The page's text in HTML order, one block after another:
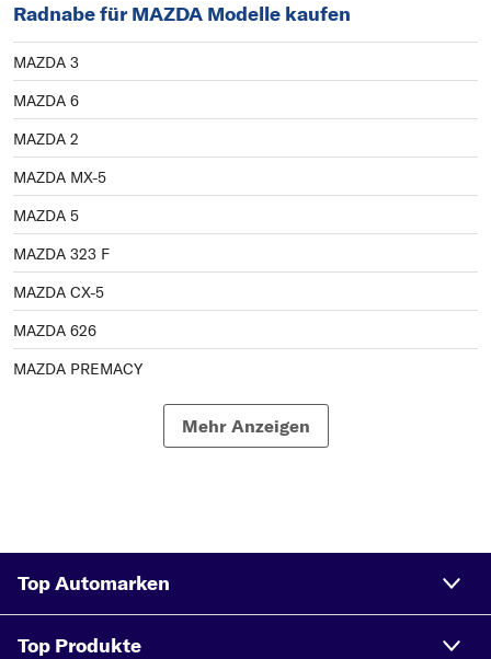
Radnabe für MAZDA Modelle kaufen
MAZDA 3
MAZDA 6
MAZDA 2
MAZDA MX-5
MAZDA 5
MAZDA 323 F
MAZDA CX-5
MAZDA 626
MAZDA PREMACY
MAZDA 323 P
MAZDA 323 C
MAZDA 121
Mehr Anzeigen
Top Automarken
Top Produkte